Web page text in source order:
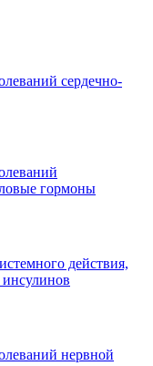
сердечно-
гормоны
действия,
нервной